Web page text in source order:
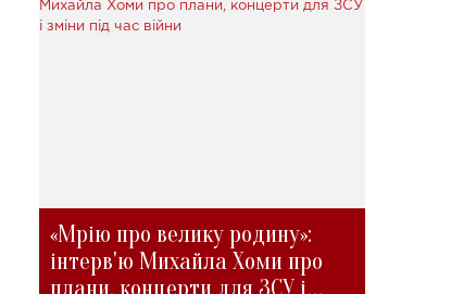
«Мрію про велику родину»:
інтерв'ю Михайла Хоми про
плани, концерти для ЗСУ і